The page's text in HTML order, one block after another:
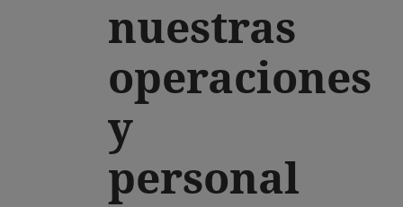
nuestras
operaciones
y
personal